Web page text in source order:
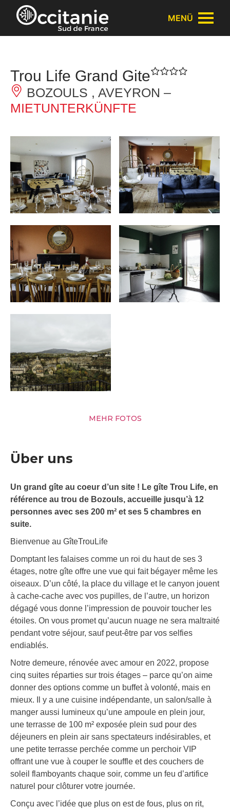
Cookie-Einstellungen
MENÜ
Trou Life Grand Gite
BOZOULS , AVEYRON –
MIETUNTERKÜNFTE
MEHR FOTOS
Über uns
Un grand gîte au coeur d’un site ! Le gîte Trou Life, en
référence au trou de Bozouls, accueille jusqu’à 12
personnes avec ses 200 m² et ses 5 chambres en
suite.
Bienvenue au GîteTrouLife
Domptant les falaises comme un roi du haut de ses 3
étages, notre gîte offre une vue qui fait bégayer même les
oiseaux. D’un côté, la place du village et le canyon jouent
à cache-cache avec vos pupilles, de l’autre, un horizon
dégagé vous donne l’impression de pouvoir toucher les
étoiles. On vous promet qu’aucun nuage ne sera maltraité
pendant votre séjour, sauf peut-être par vos selfies
endiablés.
Notre demeure, rénovée avec amour en 2022, propose
cinq suites réparties sur trois étages – parce qu’on aime
donner des options comme un buffet à volonté, mais en
mieux. Il y a une cuisine indépendante, un salon/salle à
manger aussi lumineux qu’une ampoule en plein jour,
une terrasse de 100 m² exposée plein sud pour des
déjeuners en plein air sans spectateurs indésirables, et
une petite terrasse perchée comme un perchoir VIP
offrant une vue à couper le souffle et des couchers de
soleil flamboyants chaque soir, comme un feu d’artifice
naturel pour clôturer votre journée.
Conçu avec l’idée que plus on est de fous, plus on rit,